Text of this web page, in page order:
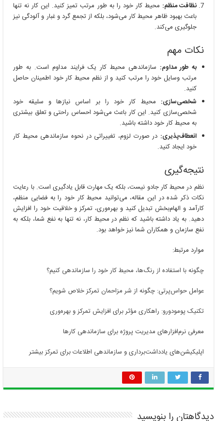
نظافت منظم: محیط کار خود را به طور مرتب تمیز کنید. این کار نه تنها
باعث بهبود ظاهر محیط کار می‌شود، بلکه از تجمع گرد و غبار و آلودگی نیز
جلوگیری می‌کند.
نکات مهم
به طور مداوم: سازماندهی محیط کار یک فرایند مداوم است. به طور
مرتب وسایل خود را مرتب کنید و از نظم محیط کار خود اطمینان حاصل
کنید.
شخصی‌سازی: محیط کار خود را بر اساس نیازها و سلیقه خود
شخصی‌سازی کنید. این کار باعث می‌شود احساس راحتی و تعلق بیشتری
به محیط کار خود داشته باشید.
انعطاف‌پذیری: در صورت لزوم، تغییراتی در نحوه سازماندهی محیط کار
خود ایجاد کنید.
نتیجه‌گیری
نظم در محیط کار جادو نیست، بلکه یک مهارت قابل یادگیری است. با رعایت
نکات ذکر شده در این مقاله، می‌توانید محیط کار خود را به فضایی منظم،
کارآمد و الهام‌بخش تبدیل کنید و بهره‌وری، تمرکز و خلاقیت خود را افزایش
دهید. به یاد داشته باشید که نظم در محیط کار، نه تنها به نفع شما، بلکه به
نفع سازمان و همکاران شما نیز خواهد بود.
موارد مرتبط:
چگونه با استفاده از رنگ‌ها، محیط کار خود را سازماندهی کنیم؟
عوامل حواس‌پرتی: چگونه از شر مزاحمان تمرکز خلاص شویم؟
تکنیک پومودورو: راهکاری مؤثر برای افزایش تمرکز و بهره‌وری
معرفی نرم‌افزارهای مدیریت پروژه برای سازماندهی کارها
اپلیکیشن‌های یادداشت‌برداری و سازماندهی اطلاعات برای تمرکز بیشتر
دیدگاهتان را بنویسید